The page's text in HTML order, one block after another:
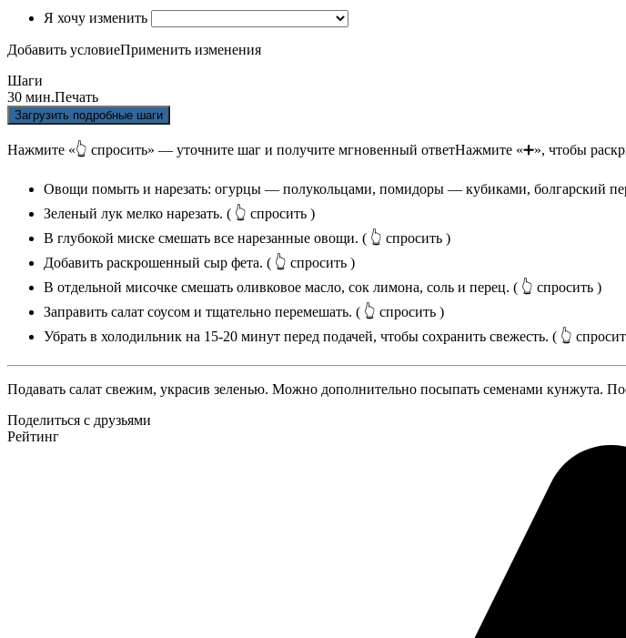
Я хочу изменить
Добавить условиеПрименить изменения
Шаги
30 мин.Печать
Загрузить подробные шаги
Нажмите «👆 спросить» — уточните шаг и получите мгновенный ответНажмите «➕», чтобы
Овощи помыть и нарезать: огурцы — полукольцами, помидоры — кубиками, болгарский
Зеленый лук мелко нарезать. ( 👆 спросить )
В глубокой миске смешать все нарезанные овощи. ( 👆 спросить )
Добавить раскрошенный сыр фета. ( 👆 спросить )
В отдельной мисочке смешать оливковое масло, сок лимона, соль и перец. ( 👆 спросить )
Заправить салат соусом и тщательно перемешать. ( 👆 спросить )
Убрать в холодильник на 15-20 минут перед подачей, чтобы сохранить свежесть. ( 👆
Подавать салат свежим, украсив зеленью. Можно дополнительно посыпать семенами кунжута.
Поделиться с друзьями
Рейтинг